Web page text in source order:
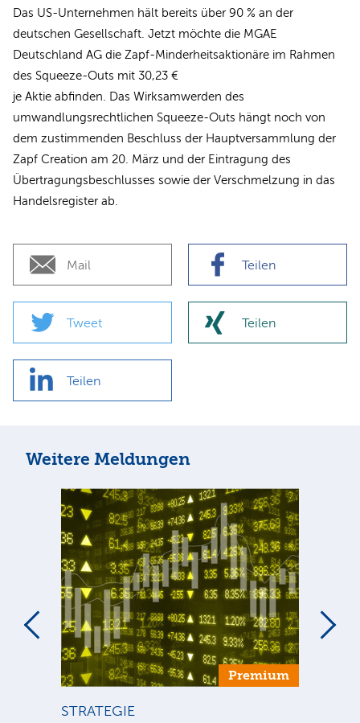
Das US-Unternehmen hält bereits über 90 % an der
deutschen Gesellschaft. Jetzt möchte die MGAE
Deutschland AG die Zapf-Minderheitsaktionäre im Rahmen
des Squeeze-Outs mit 30,23 €
je Aktie abfinden. Das Wirksamwerden des
umwandlungsrechtlichen Squeeze-Outs hängt noch von
dem zustimmenden Beschluss der Hauptversammlung der
Zapf Creation am 20. März und der Eintragung des
Übertragungsbeschlusses sowie der Verschmelzung in das
Handelsregister ab.
Mail Teilen
Tweet Teilen
Teilen
Weitere Meldungen
Premium
STRATEGIE